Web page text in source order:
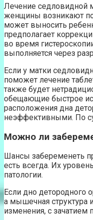
Лечение седловидной
женщины возникают
может выносить
предполагает
во время
выполняется через
Если у матки
поможет лечение
также будет
обещающие быстрое
расположения дна
неэффективными. По
Можно ли
Шансы забеременеть
есть всегда. Их
патологии.
Если дно детородного
а мышечная структура
изменения, с зачатием